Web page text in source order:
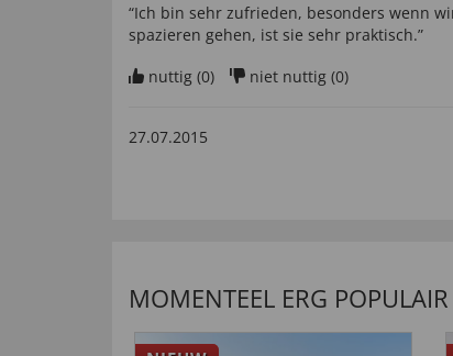
“Ich bin sehr zufrieden, besonders wenn
spazieren gehen, ist sie sehr praktisch.”
nuttig (0) niet nuttig (0)
27.07.2015
MOMENTEEL ERG